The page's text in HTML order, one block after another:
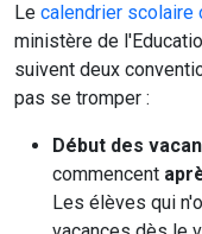
Le calendrier scolaire
ministère de
suivent deux
pas se tromper :
Début des
commencent
Les élèves qui